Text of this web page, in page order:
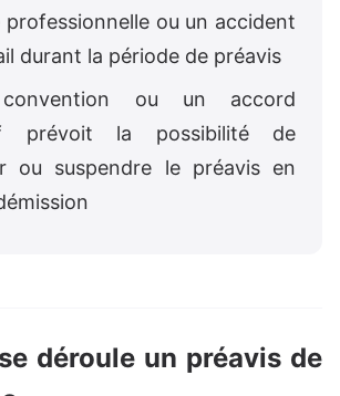
professionnelle ou un accident
durant la période de préavis
ou un accord
prévoit la possibilité de
ou suspendre le préavis en
déroule un préavis de